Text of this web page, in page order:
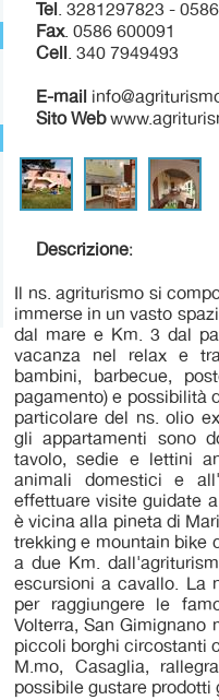
Tel. 3281297823 -
Fax. 0586 600091
Cell. 340 7949493
E-mail
Sito Web
Descrizione:
Il ns. agriturismo si
immerse in un vasto
dal mare e Km. 3 dal
vacanza nel relax e
bambini, barbecue,
pagamento) e possibilità
particolare del ns. olio
gli appartamenti sono
tavolo, sedie e lettini
animali domestici e
effettuare visite guidate
è vicina alla pineta di
trekking e mountain bike
a due Km.
escursioni a cavallo. La
per raggiungere le
Volterra, San
piccoli borghi circostanti
M.mo, Casaglia,
possibile gustare